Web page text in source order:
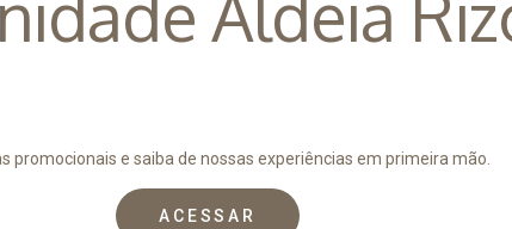
e saiba de nossas experiências em primeira mão.
ACESSAR